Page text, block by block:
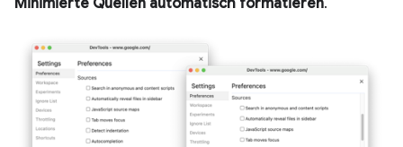
Minimierte Quellen automatisch formatieren.